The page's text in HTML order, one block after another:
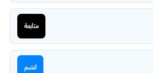
متابعة
انضم